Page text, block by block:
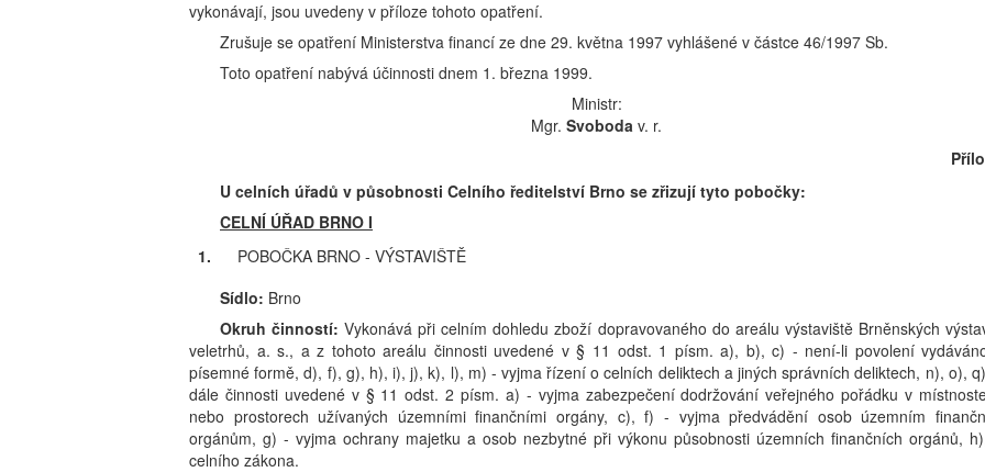
vykonávají, jsou uvedeny v příloze tohoto opatření.
Zrušuje se opatření Ministerstva financí ze dne 29. května 1997 vyhlášené v částce 46/1997 Sb.
Toto opatření nabývá účinnosti dnem 1. března 1999.
Ministr:
Mgr. Svoboda v. r.
U celních úřadů v působnosti Celního ředitelství Brno se zřizují tyto pobočky:
CELNÍ ÚŘAD BRNO I
1.
POBOČKA BRNO - VÝSTAVIŠTĚ
Sídlo: Brno
Okruh činností: Vykonává při celním dohledu zboží dopravovaného do areálu výstaviště Brněnských
veletrhů, a. s., a z tohoto areálu činnosti uvedené v § 11 odst. 1 písm. a), b), c) - není-li povolení
písemné formě, d), f), g), h), i), j), k), l), m) - vyjma řízení o celních deliktech a jiných správních deliktech, n), o),
dále činnosti uvedené v § 11 odst. 2 písm. a) - vyjma zabezpečení dodržování veřejného pořádku v
nebo prostorech užívaných územními finančními orgány, c), f) - vyjma předvádění osob územním
orgánům, g) - vyjma ochrany majetku a osob nezbytné při výkonu působnosti územních finančních orgánů,
celního zákona.